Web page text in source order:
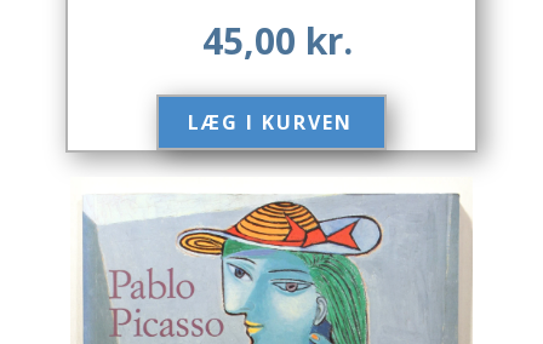
Computer / IT
Drikkevare / Øl / Vin
Engelsk
Erhverv
Europa
45,00 kr.
LÆG I KURVEN​